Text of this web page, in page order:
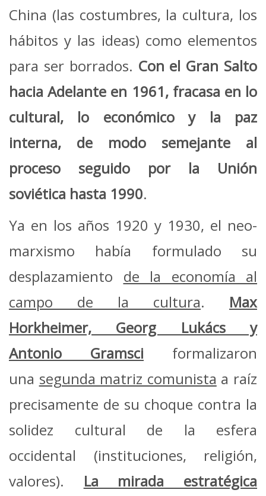
China (las costumbres, la cultura, los
hábitos y las ideas) como elementos
para ser borrados. Con el Gran Salto
hacia Adelante en 1961, fracasa en lo
cultural, lo económico y la paz
interna, de modo semejante al
proceso seguido por la Unión
soviética hasta 1990.
Ya en los años 1920 y 1930, el neo-
marxismo había formulado su
desplazamiento de la economía al
campo de la cultura. Max
Horkheimer, Georg Lukács y
Antonio
Gramsci formalizaron
una segunda matriz comunista a raíz
precisamente de su choque contra la
solidez cultural de la esfera
occidental (instituciones, religión,
valores). La mirada estratégica